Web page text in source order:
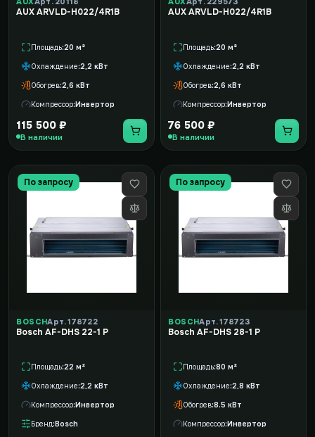
AUX ARVLD-H022/4R1B
Площадь 20 м²
Охлаждение 2,2 кВт
Обогрев 2,6 кВт
Компрессор Инвертор
115 500 ₽
В наличии
AUX ARVLD-H022/4R1B
Площадь 20 м²
Охлаждение 2,2 кВт
Обогрев 2,6 кВт
Компрессор Инвертор
76 500 ₽
В наличии
По запросу
BOSCHАрт. 178722
Bosch AF-DHS 22-1 P
Площадь 22 м²
Охлаждение 2,2 кВт
Компрессор Инвертор
Бренд Bosch
По запросу
BOSCHАрт. 178723
Bosch AF-DHS 28-1 P
Площадь 80 м²
Охлаждение 2,8 кВт
Обогрев 8.5 кВт
Компрессор Инвертор